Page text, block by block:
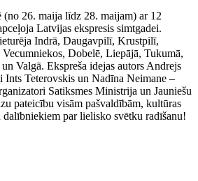
(no 26. maija līdz 28. maijam) ar 12
Latvijas ekspresis simtgadei.
Indrā, Daugavpilī, Krustpilī,
Dobelē, Liepājā, Tukumā,
Valgā. Ekspreša idejas autors Andrejs
Ints Teterovskis un Nadīna Neimane –
Satiksmes Ministrija un Jauniešu
pateicību visām pašvaldībām, kultūras
par lielisko svētku radīšanu!